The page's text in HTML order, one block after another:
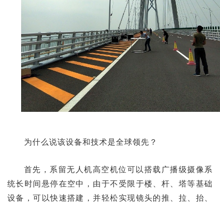
为什么说该设备和技术是全球领先？
首先，系留无人机高空机位可以搭载广播级摄像系
统长时间悬停在空中，由于不受限于楼、杆、塔等基础
设备，可以快速搭建，并轻松实现镜头的推、拉、抬、